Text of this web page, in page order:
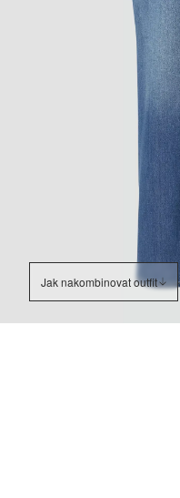
Jak nakombinovat outfit